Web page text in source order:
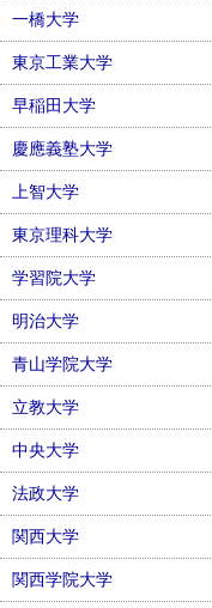
一橋大学
東京工業大学
早稲田大学
慶應義塾大学
上智大学
東京理科大学
学習院大学
明治大学
青山学院大学
立教大学
中央大学
法政大学
関西大学
関西学院大学